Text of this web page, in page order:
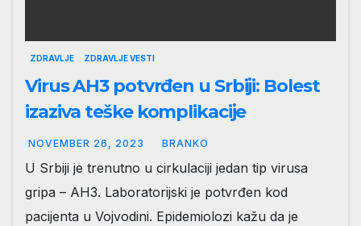
ZDRAVLJE ZDRAVLJE VESTI
Virus AH3 potvrđen u Srbiji: Bolest
izaziva teške komplikacije
NOVEMBER 26, 2023 BRANKO
U Srbiji je trenutno u cirkulaciji jedan tip virusa
gripa – AH3. Laboratorijski je potvrđen kod
pacijenta u Vojvodini. Epidemiolozi kažu da je